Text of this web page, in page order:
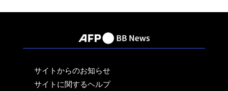
サイトからのお知らせ
サイトに関するヘルプ